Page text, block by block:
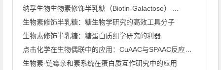
纳孚生物生物素修饰半乳糖（Biotin-Galactose） ...
生物素修饰半乳糖：糖生物学研究的高效工具分子
生物素修饰半乳糖：糖蛋白质组学研究的利器
生物素-链霉亲和素系统在蛋白质互作研究中的应用